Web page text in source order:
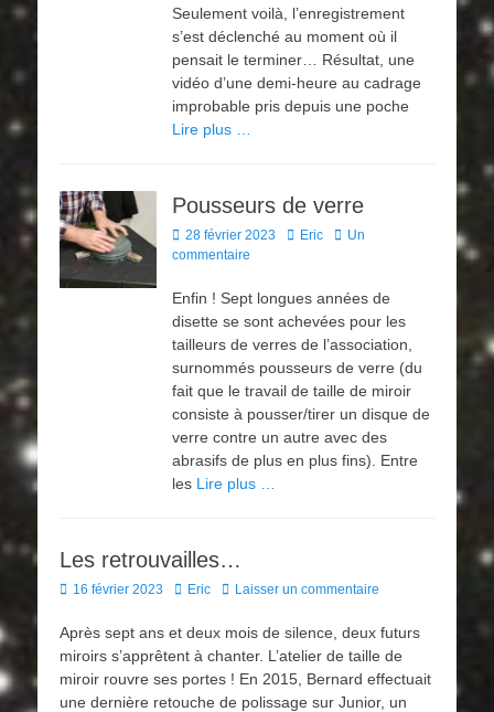
Seulement voilà, l’enregistrement
s’est déclenché au moment où il
pensait le terminer… Résultat, une
vidéo d’une demi-heure au cadrage
improbable pris depuis une poche
Lire plus …
Pousseurs de verre
Posted
on
28 février 2023 Author
Eric
Un
commentaire
Enfin ! Sept longues années de
disette se sont achevées pour les
tailleurs de verres de l’association,
surnommés pousseurs de verre (du
fait que le travail de taille de miroir
consiste à pousser/tirer un disque de
verre contre un autre avec des
abrasifs de plus en plus fins). Entre
les Lire plus …
Les retrouvailles…
Posted
16 février 2023 Author
Eric Laisser un commentaire
Après sept ans et deux mois de silence, deux futurs
miroirs s’apprêtent à chanter. L’atelier de taille de
miroir rouvre ses portes ! En 2015, Bernard effectuait
une dernière retouche de polissage sur Junior, un